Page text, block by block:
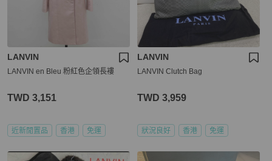
LANVIN
LANVIN en Bleu 粉紅色企領長褸
TWD 3,151
近新閒置品 香港 免運
LANVIN
LANVIN Clutch Bag
TWD 3,959
狀況良好 香港 免運